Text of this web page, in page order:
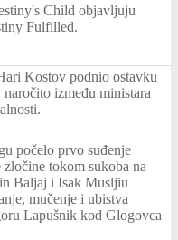
Child objavljuju
Fulfilled.
Kostov podnio ostavku
između ministara
počelo prvo suđenje
tokom sukoba na
Baljaj i Isak Musljiu
mučenje i ubistva
Lapušnik kod Glogovca